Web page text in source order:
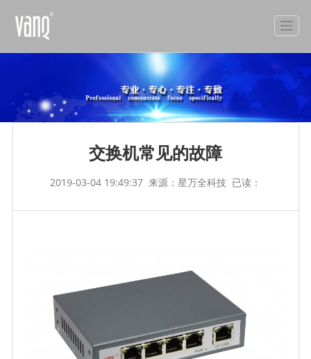
交换机常见的故障
2019-03-04 19:49:37 来源：星万全科技 已读：